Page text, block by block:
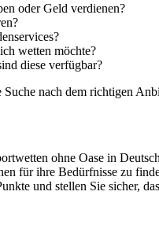
oder Geld verdienen?
wetten möchte?
diese verfügbar?
nach dem richtigen
ohne Oase in
für ihre Bedürfnisse zu
und stellen Sie sicher,